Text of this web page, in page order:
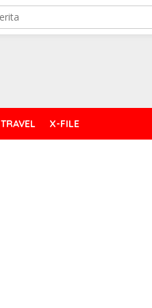
TRAVEL X-FILE